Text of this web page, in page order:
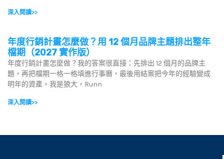
深入閱讀>>
年度行銷計畫怎麼做？用 12 個月品牌主題排出整年
檔期（2027 實作版）
年度行銷計畫怎麼做？我的答案很直接：先排出 12 個月的品牌主
題，再把檔期一格一格填進行事曆，最後用結案把今年的經驗變成
明年的資產。我是狼大，Runn
深入閱讀>>